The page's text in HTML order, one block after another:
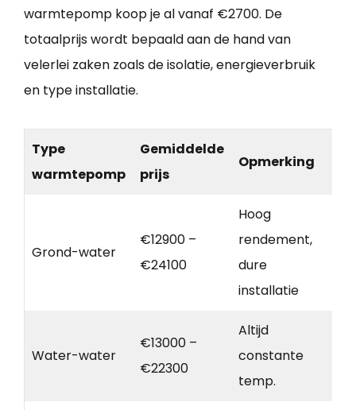
warmtepomp koop je al vanaf €2700. De
totaalprijs wordt bepaald aan de hand van
velerlei zaken zoals de isolatie, energieverbruik
en type installatie.
Type
warmtepomp
Gemiddelde
prijs
Opmerking
Grond-water
€12900 –
€24100
Hoog
rendement,
dure
installatie
Water-water
€13000 –
€22300
Altijd
constante
temp.